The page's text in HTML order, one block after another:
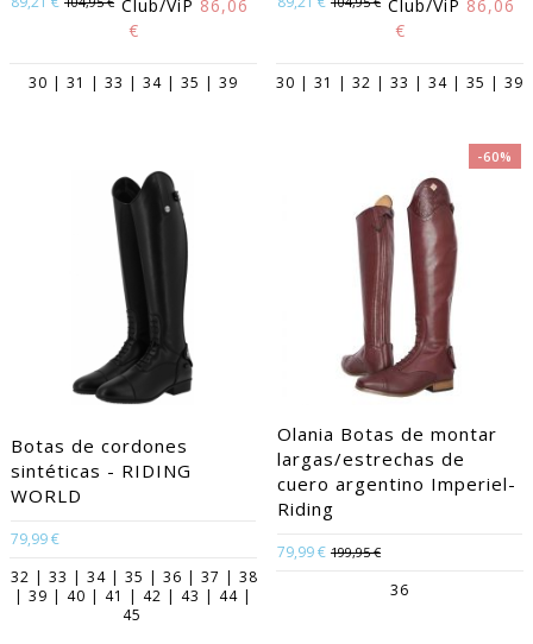
Club/ViP 86,06
€
30 | 31 | 33 | 34 | 35 | 39
Club/ViP 86,06
€
30 | 31 | 32 | 33 | 34 | 35 | 39
Botas de cordones
sintéticas - RIDING
WORLD
79,99 €
32 | 33 | 34 | 35 | 36 | 37 | 38
| 39 | 40 | 41 | 42 | 43 | 44 |
45
-60%
Olania Botas de montar
largas/estrechas de
cuero argentino Imperiel-
Riding
79,99 € 199,95 €
36